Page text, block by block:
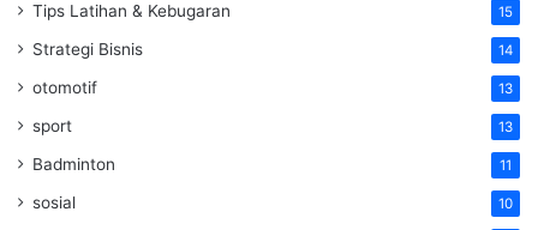
Tips Latihan & Kebugaran 15
Strategi Bisnis 14
otomotif 13
sport 13
Badminton 11
sosial 10